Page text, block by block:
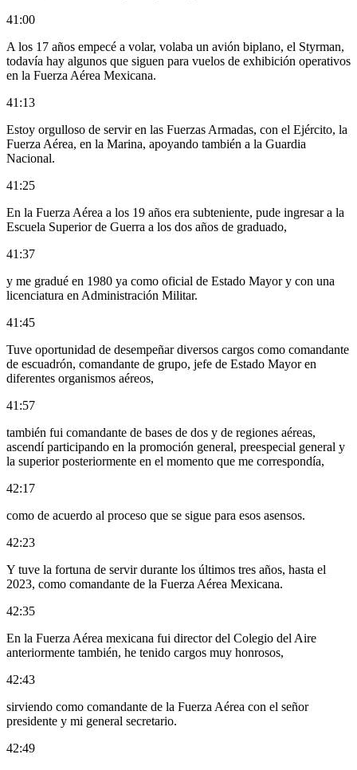
41:00
A los 17 años empecé a volar, volaba un avión biplano, el Styrman,
todavía hay algunos que siguen para vuelos de exhibición operativos
en la Fuerza Aérea Mexicana.
41:13
Estoy orgulloso de servir en las Fuerzas Armadas, con el Ejército, la
Fuerza Aérea, en la Marina, apoyando también a la Guardia
Nacional.
41:25
En la Fuerza Aérea a los 19 años era subteniente, pude ingresar a la
Escuela Superior de Guerra a los dos años de graduado,
41:37
y me gradué en 1980 ya como oficial de Estado Mayor y con una
licenciatura en Administración Militar.
41:45
Tuve oportunidad de desempeñar diversos cargos como comandante
de escuadrón, comandante de grupo, jefe de Estado Mayor en
diferentes organismos aéreos,
41:57
también fui comandante de bases de dos y de regiones aéreas,
ascendí participando en la promoción general, preespecial general y
la superior posteriormente en el momento que me correspondía,
42:17
como de acuerdo al proceso que se sigue para esos asensos.
42:23
Y tuve la fortuna de servir durante los últimos tres años, hasta el
2023, como comandante de la Fuerza Aérea Mexicana.
42:35
En la Fuerza Aérea mexicana fui director del Colegio del Aire
anteriormente también, he tenido cargos muy honrosos,
42:43
sirviendo como comandante de la Fuerza Aérea con el señor
presidente y mi general secretario.
42:49